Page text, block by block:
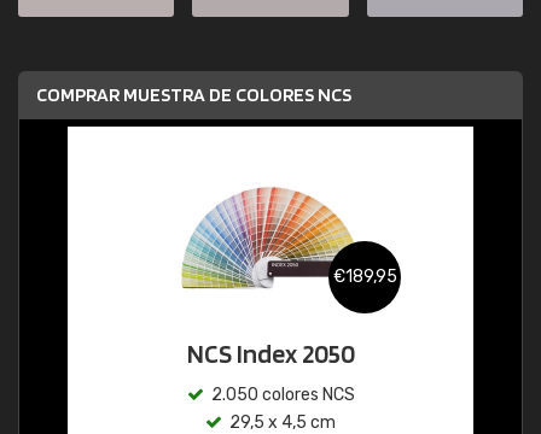
COMPRAR MUESTRA DE COLORES NCS
€189,95
NCS Index 2050
2.050 colores NCS
29,5 x 4,5 cm